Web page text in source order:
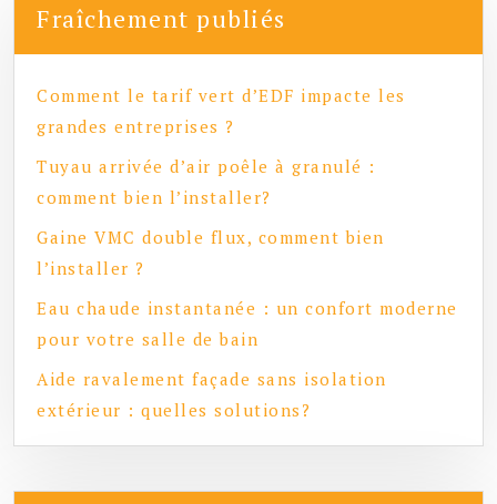
Fraîchement publiés
Comment le tarif vert d’EDF impacte les
grandes entreprises ?
Tuyau arrivée d’air poêle à granulé :
comment bien l’installer?
Gaine VMC double flux, comment bien
l’installer ?
Eau chaude instantanée : un confort moderne
pour votre salle de bain
Aide ravalement façade sans isolation
extérieur : quelles solutions?